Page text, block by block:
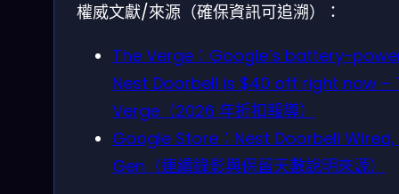
權威文獻/來源（確保資訊可追溯）：
The Verge：Google’s battery-
Nest Doorbell is $40 off right now –
Verge（2026 年折扣報導）
Google Store：Nest Doorbell
Gen（連續錄影與保留天數說明來源）